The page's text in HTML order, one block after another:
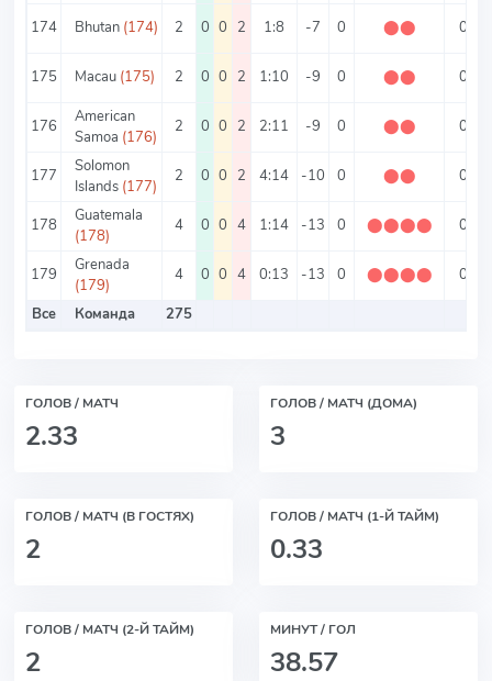
174 Bhutan (174) 2 0 0 2 1:8 -7 0 ⬤⬤ 0
175 Macau (175) 2 0 0 2 1:10 -9 0 ⬤⬤ 0
176
American
Samoa (176)
2 0 0 2 2:11 -9 0 ⬤⬤ 0
177
Solomon
Islands (177)
2 0 0 2 4:14 -10 0 ⬤⬤ 0
178
Guatemala
(178)
4 0 0 4 1:14 -13 0 ⬤⬤⬤⬤ 0
179
Grenada
(179)
4 0 0 4 0:13 -13 0 ⬤⬤⬤⬤ 0
Все
Команда 275
ГОЛОВ / МАТЧ
2.33
ГОЛОВ / МАТЧ (ДОМА)
3
ГОЛОВ / МАТЧ (В ГОСТЯХ)
2
ГОЛОВ / МАТЧ (1-Й ТАЙМ)
0.33
ГОЛОВ / МАТЧ (2-Й ТАЙМ)
2
МИНУТ / ГОЛ
38.57